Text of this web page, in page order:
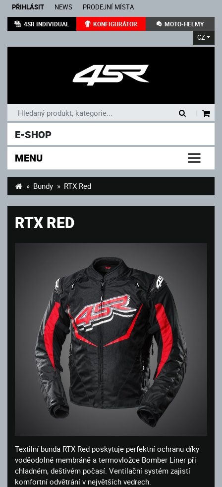
PŘIHLÁSIT NEWS PRODEJNÍ MÍSTA
4SR INDIVIDUAL KONFIGURÁTOR MOTO-HELMY
CZ
E-SHOP
MENU
Bundy RTX Red
RTX RED
Textilní bunda RTX Red poskytuje perfektní ochranu díky
voděodolné membráně a termovložce Bomber Liner při
chladném, deštivém počasí. Ventilační systém zajistí
komfortní odvětrání v největších vedrech.